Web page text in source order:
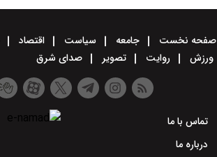
صفحه نخست جامعه سیاست اقتصاد
ورزش
روایت تصویر صدای شرق
تماس با ما
درباره ما